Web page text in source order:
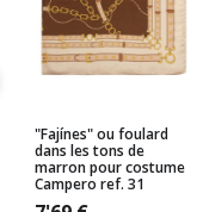
"Fajínes" ou foulard
dans les tons de
marron pour costume
Campero ref. 31